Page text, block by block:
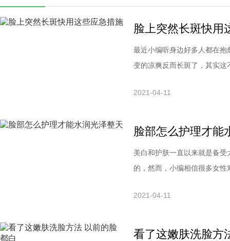
脸上突然长斑快用
最近小编听身边好多人都在
变的凉爽反而长斑了，其实
水是一定要的。可是突然长
2021-04-11
脸部怎么护理才能
美白和护肤一直以来就是备
的，然而，小编相信很多女
皮肤缺水的情况时，我们不
2021-04-11
看了这嫩肤洗脸方